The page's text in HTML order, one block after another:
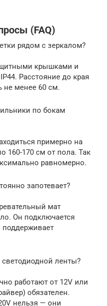
(FAQ)
рядом с зеркалом?
крышками и
Расстояние до края
менее 60 см.
по бокам
примерно на
160-170 см от пола. Так
равномерно.
запотевает?
мат
Он подключается
ленты?
работают от 12V или
обязателен.
нельзя — они